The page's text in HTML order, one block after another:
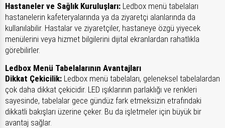
Hastaneler ve Sağlık Kuruluşları: Ledbox menü tabelaları
hastanelerin kafeteryalarında ya da ziyaretçi alanlarında da
kullanılabilir. Hastalar ve ziyaretçiler, hastaneye özgü yiyecek
menülerini veya hizmet bilgilerini dijital ekranlardan rahatlıkla
görebilirler.
Ledbox Menü Tabelalarının Avantajları
Dikkat Çekicilik: Ledbox menü tabelaları, geleneksel tabelalardan
çok daha dikkat çekicidir. LED ışıklarının parlaklığı ve renkleri
sayesinde, tabelalar gece gündüz fark etmeksizin etrafındaki
dikkatli bakışları üzerine çeker. Bu da işletmeler için büyük bir
avantaj sağlar.